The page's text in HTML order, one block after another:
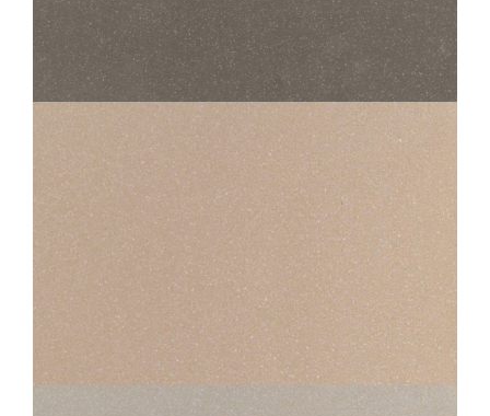
STANDARD EVOLUTION
400 EVOLUTION BRUN
45X45 30X30
STANDARD EVOLUTION
500 EVOLUTION BEIGE
45X45 30X30